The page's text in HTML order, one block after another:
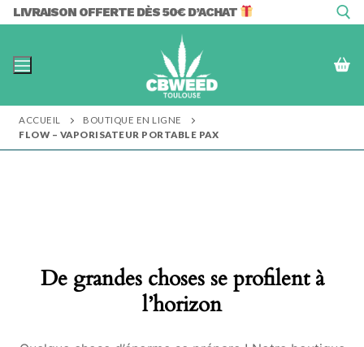
Aller
contenu
LIVRAISON OFFERTE DÈS 50€ D’ACHAT
Rechercher :
ACCUEIL
BOUTIQUE EN LIGNE
FLOW – VAPORISATEUR PORTABLE PAX
De grandes choses se profilent à
l’horizon